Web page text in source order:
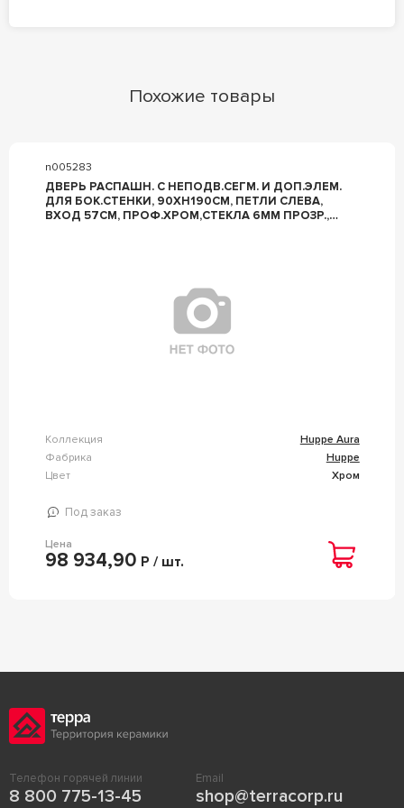
Похожие товары
n005283
ДВЕРЬ РАСПАШН. С НЕПОДВ.СЕГМ. И ДОП.ЭЛЕМ.
ДЛЯ БОК.СТЕНКИ, 90ХH190СМ, ПЕТЛИ СЛЕВА,
ВХОД 57СМ, ПРОФ.ХРОМ,СТЕКЛА 6ММ ПРОЗР.,
Коллекция
Huppe Aura
Фабрика
Huppe
Цвет
Хром
Под заказ
Цена
98 934,90 Р / шт.
Телефон горячей линии
8 800 775-13-45
Email
shop@terracorp.ru